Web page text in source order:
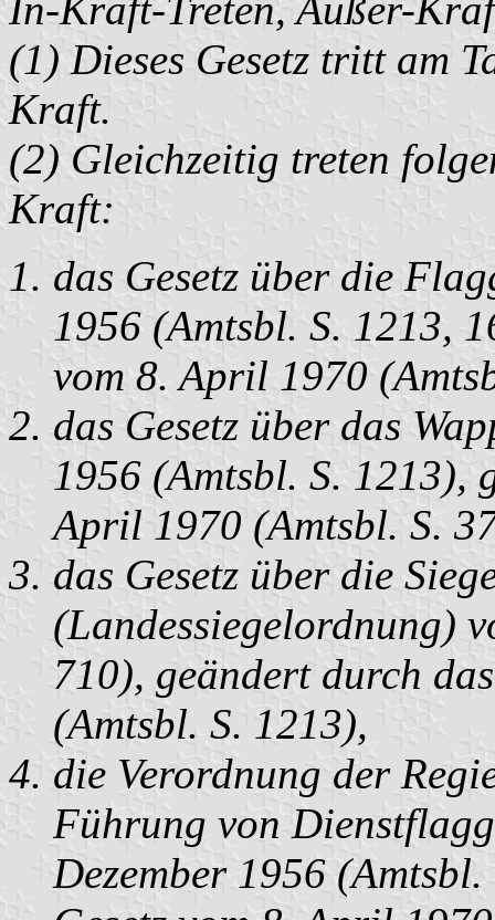
In-Kraft-Treten, Außer-
(1) Dieses Gesetz tritt am
Kraft.
(2) Gleichzeitig treten
Kraft:
das Gesetz über die
1956 (Amtsbl. S. 1213,
vom 8. April 1970
das Gesetz über das
1956 (Amtsbl. S. 1213),
April 1970 (Amtsbl. S.
das Gesetz über die
(Landessiegelordnung)
710), geändert durch
(Amtsbl. S. 1213),
die Verordnung der
Führung von
Dezember 1956